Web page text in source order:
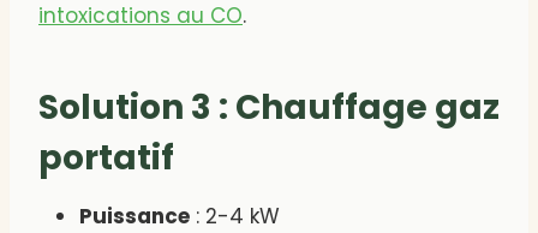
intoxications au CO.
Solution 3 : Chauffage gaz
portatif
Puissance : 2-4 kW